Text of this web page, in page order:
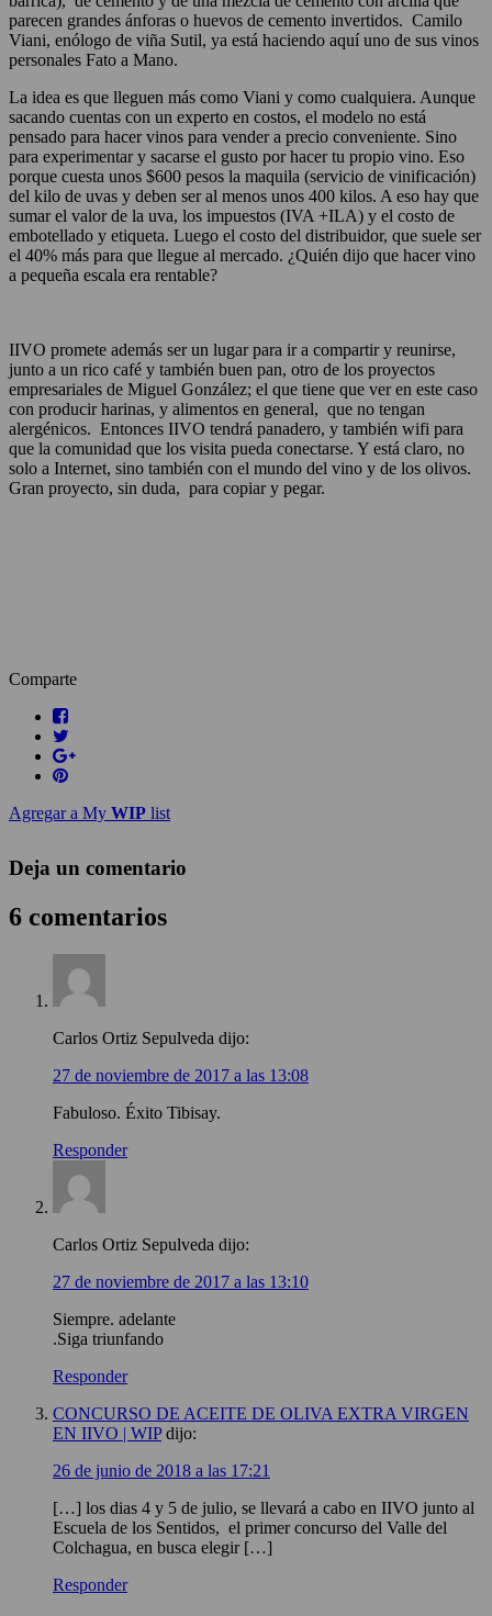
parecen grandes ánforas o huevos de cemento invertidos. Camilo
Viani, enólogo de viña Sutil, ya está haciendo aquí uno de sus vinos
personales Fato a Mano.
La idea es que lleguen más como Viani y como cualquiera. Aunque
sacando cuentas con un experto en costos, el modelo no está
pensado para hacer vinos para vender a precio conveniente. Sino
para experimentar y sacarse el gusto por hacer tu propio vino. Eso
porque cuesta unos $600 pesos la maquila (servicio de vinificación)
del kilo de uvas y deben ser al menos unos 400 kilos. A eso hay que
sumar el valor de la uva, los impuestos (IVA +ILA) y el costo de
embotellado y etiqueta. Luego el costo del distribuidor, que suele ser
el 40% más para que llegue al mercado. ¿Quién dijo que hacer vino
a pequeña escala era rentable?
IIVO promete además ser un lugar para ir a compartir y reunirse,
junto a un rico café y también buen pan, otro de los proyectos
empresariales de Miguel González; el que tiene que ver en este caso
con producir harinas, y alimentos en general, que no tengan
alergénicos. Entonces IIVO tendrá panadero, y también wifi para
que la comunidad que los visita pueda conectarse. Y está claro, no
solo a Internet, sino también con el mundo del vino y de los olivos.
Gran proyecto, sin duda, para copiar y pegar.
Comparte
Agregar a My WIP list
Deja un comentario
6 comentarios
Carlos Ortiz Sepulveda dijo:
27 de noviembre de 2017 a las 13:08
Fabuloso. Éxito Tibisay.
Responder
Carlos Ortiz Sepulveda dijo:
27 de noviembre de 2017 a las 13:10
Siempre. adelante
.Siga triunfando
Responder
CONCURSO DE ACEITE DE OLIVA EXTRA VIRGEN
EN IIVO | WIP dijo:
26 de junio de 2018 a las 17:21
[…] los dias 4 y 5 de julio, se llevará a cabo en IIVO junto al
Escuela de los Sentidos, el primer concurso del Valle del
Colchagua, en busca elegir […]
Responder